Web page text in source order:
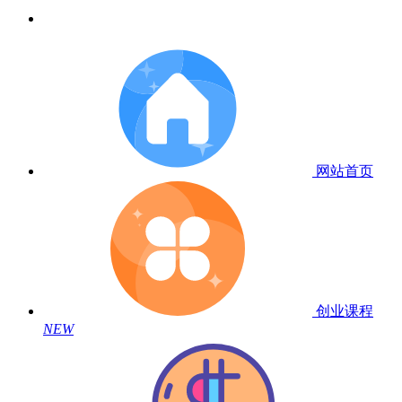
网站首页
创业课程
NEW